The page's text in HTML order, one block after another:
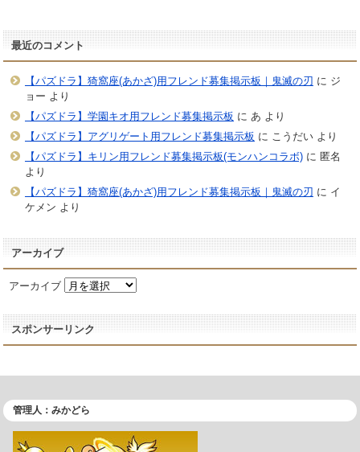
最近のコメント
【パズドラ】猗窩座(あかざ)用フレンド募集掲示板｜鬼滅の刃 に ジ
ョー より
【パズドラ】学園キオ用フレンド募集掲示板 に あ より
【パズドラ】アグリゲート用フレンド募集掲示板 に こうだいより
【パズドラ】キリン用フレンド募集掲示板(モンハンコラボ)に 匿名
より
【パズドラ】猗窩座(あかざ)用フレンド募集掲示板｜鬼滅の刃 に イ
ケメン より
アーカイブ
アーカイブ
スポンサーリンク
管理人：みかどら